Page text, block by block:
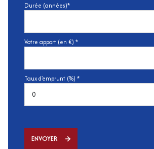
Durée (années)*
Votre apport (en €) *
Taux d'emprunt (%) *
ENVOYER